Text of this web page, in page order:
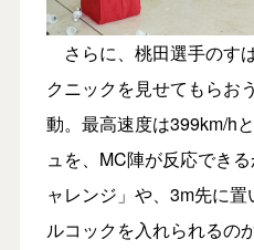
さらに、桃田選手のす
クニックを見せてもらお
動。最高速度は399km/h
ュを、MC陣が反応でき
ャレンジ」や、3m先に
ルコックを入れられるの